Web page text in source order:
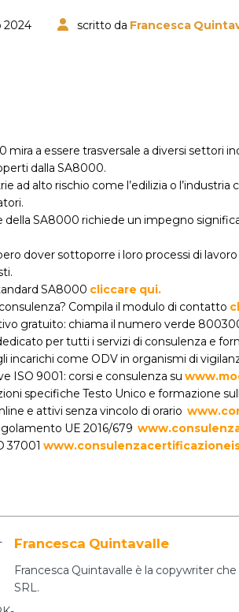
2024 scritto da Francesca
mira a essere trasversale a diversi settori
dalla SA8000.
ad alto rischio come l’edilizia o
della SA8000 richiede un impegno
dover sottoporre i loro processi di
SA8000 cliccare qui.
Compila il modulo di contatto
gratuito: chiama il numero verde
per tutti i servizi di consulenza e
incarichi come ODV in organismi di
ISO 9001: corsi e consulenza su
specifiche Testo Unico e formazione
e attivi senza vincolo di orario
UE 2016/679
37001
Francesca Quintavalle
Francesca Quintavalle è la copywriter
SRL.